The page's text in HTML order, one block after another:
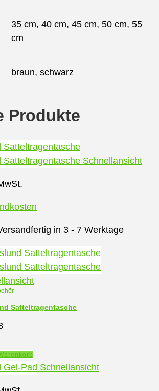
35 cm, 40 cm, 45 cm, 50 cm, 55
cm
braun, schwarz
Produkte
Schnellansicht
in 3 - 7 Werktage
Satteltragentasche
Schnellansicht